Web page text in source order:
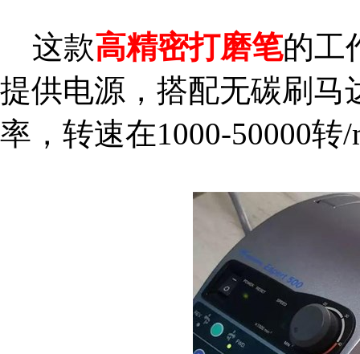
这款高精密打磨笔的工
提供电源，搭配无碳刷马
率，转速在1000-50000转